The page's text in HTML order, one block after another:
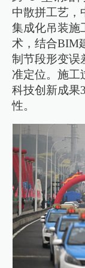
中散拼工艺，
集成化吊装施
术，结合BIM
制节段形变误
准定位。施工
科技创新成果
性。